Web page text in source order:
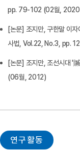
pp. 79-102 (02월,
[논문] 조지만, 구한말 이
사법, Vol.22, No.3, pp.
[논문] 조지만, 조선시대 '
(06월, 2012)
연구활동